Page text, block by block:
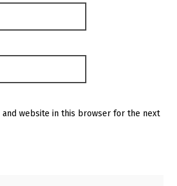
and website in this browser for the next